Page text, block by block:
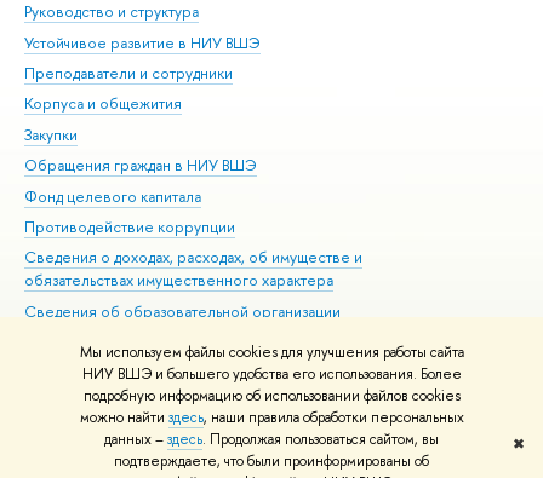
Мы используем файлы cookies для улучшения работы сайта
НИУ ВШЭ и большего удобства его использования. Более
подробную информацию об использовании файлов cookies
можно найти здесь, наши правила обработки персональных
данных –здесь. Продолжая пользоваться сайтом, вы
подтверждаете, что были проинформированы об
✖
Руководство и структура
Устойчивое развитие в НИУ ВШЭ
Преподаватели и сотрудники
Корпуса и общежития
Закупки
Обращения граждан в НИУ ВШЭ
Фонд целевого капитала
Противодействие коррупции
Сведения о доходах, расходах, об имуществе и
обязательствах имущественного характера
Сведения об образовательной организации
Людям с ограниченными возможностями здоровья
Единая платежная страница
Работа в Вышке